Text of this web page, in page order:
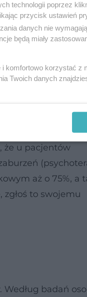
wiąże się z
w ciągu roku od
serca
że u pacjentów
aż o 75%, a
zgłoś to swojemu
badań
technologii poprzez
przycisk ustawień
danych nie
będą miały
i komfortowo korzystać z
Twoich danych